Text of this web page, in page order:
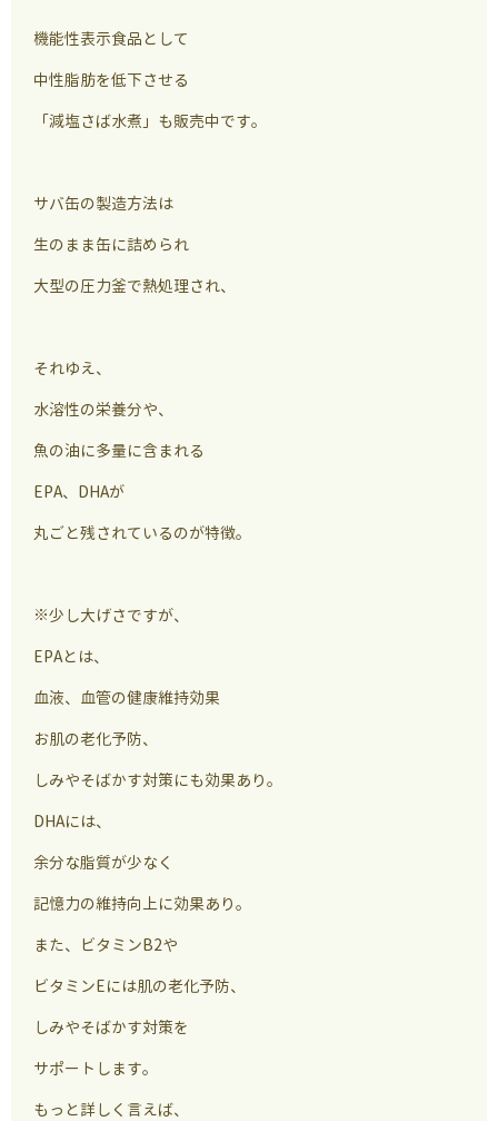
機能性表示食品として
中性脂肪を低下させる
「減塩さば水煮」も販売中です。
サバ缶の製造方法は
生のまま缶に詰められ
大型の圧力釜で熱処理され、
それゆえ、
水溶性の栄養分や、
魚の油に多量に含まれる
EPA、DHAが
丸ごと残されているのが特徴。
※少し大げさですが、
EPAとは、
血液、血管の健康維持効果
お肌の老化予防、
しみやそばかす対策にも効果あり。
DHAには、
余分な脂質が少なく
記憶力の維持向上に効果あり。
また、ビタミンB2や
ビタミンEには肌の老化予防、
しみやそばかす対策を
サポートします。
もっと詳しく言えば、